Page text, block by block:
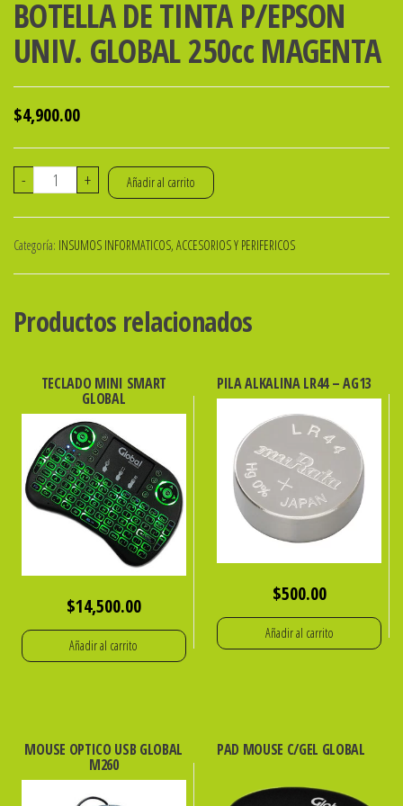
BOTELLA DE TINTA P/EPSON
UNIV. GLOBAL 250cc MAGENTA
$4,900.00
-
BOTELLA
P/EPSON
UNIV.
250cc
cantidad
+ Añadir al carrito
Categoría: INSUMOS INFORMATICOS, ACCESORIOS Y PERIFERICOS
Productos relacionados
TECLADO MINI SMART
GLOBAL
$14,500.00
Añadir al carrito
PILA ALKALINA LR44 – AG13
$500.00
Añadir al carrito
MOUSE OPTICO USB GLOBAL
M260
PAD MOUSE C/GEL GLOBAL